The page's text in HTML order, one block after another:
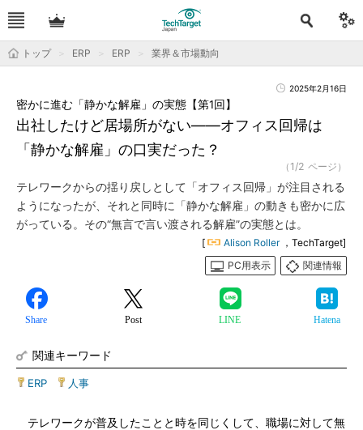
トップ ERP ERP 業界＆市場動向
2025年2月16日
出社したけど居場所がない――オフィス回帰は
「静かな解雇」の口実だった？
密かに進む「静かな解雇」の実態【第1回】
（1/2 ページ）
テレワークからの揺り戻しとして「オフィス回帰」が注目される
ようになったが、それと同時に「静かな解雇」の動きも密かに広
がっている。その“無言で言い渡される解雇”の実態とは。
[ Alison Roller ，TechTarget]
PC用表示
関連情報
Share Post LINE Hatena
関連キーワード
ERP 人事
テレワークが普及したことと時を同じくして、職場に対して無